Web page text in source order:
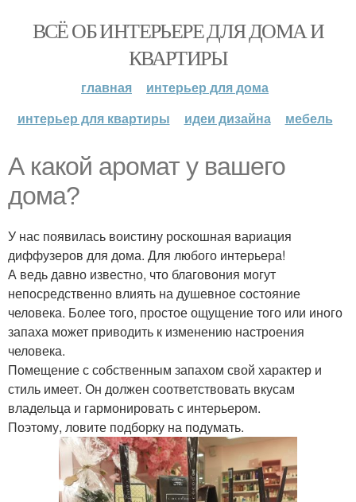
ВСЁ ОБ ИНТЕРЬЕРЕ ДЛЯ ДОМА И
КВАРТИРЫ
главная
интерьер для дома
интерьер для квартиры
идеи дизайна мебель
А какой аромат у вашего
дома?
У нас появилась воистину роскошная вариация
диффузеров для дома. Для любого интерьера!
А ведь давно известно, что благовония могут
непосредственно влиять на душевное состояние
человека. Более того, простое ощущение того или иного
запаха может приводить к изменению настроения
человека.
Помещение с собственным запахом свой характер и
стиль имеет. Он должен соответствовать вкусам
владельца и гармонировать с интерьером.
Поэтому, ловите подборку на подумать.